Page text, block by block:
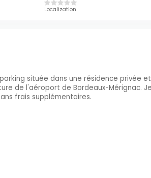
Localization
située dans une résidence privée
de l'aéroport de Bordeaux-Mérignac.
frais supplémentaires.